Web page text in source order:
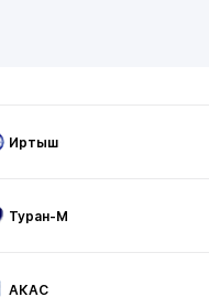
Иртыш
Туран-М
АКАС